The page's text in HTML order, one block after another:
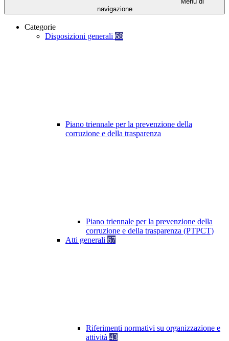
navigazione
Categorie
Disposizioni generali 68
Piano triennale per la prevenzione della
corruzione e della trasparenza
Piano triennale per la prevenzione della
corruzione e della trasparenza (PTPCT)
Atti generali 67
Riferimenti normativi su organizzazione e
attività 43